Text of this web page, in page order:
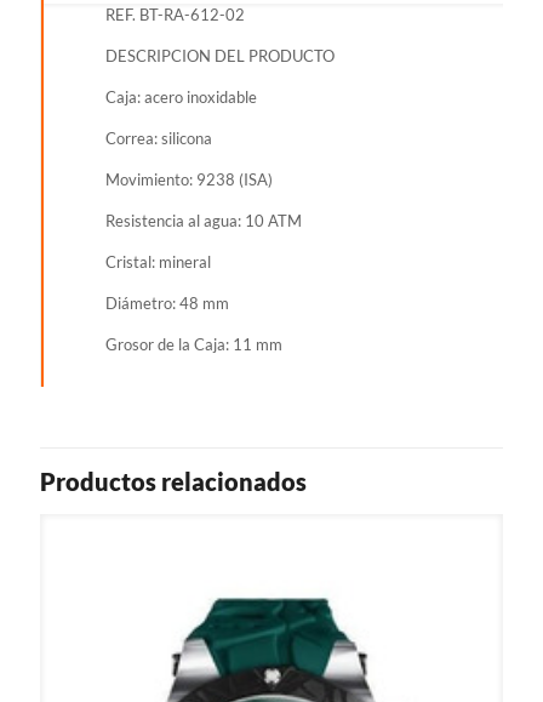
REF. BT-RA-612-02
DESCRIPCION DEL PRODUCTO
Caja: acero inoxidable
Correa: silicona
Movimiento: 9238 (ISA)
Resistencia al agua: 10 ATM
Cristal: mineral
Diámetro: 48 mm
Grosor de la Caja: 11 mm
Productos relacionados